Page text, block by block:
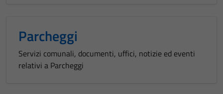
Parcheggi
Servizi comunali, documenti, uffici, notizie ed eventi
relativi a Parcheggi